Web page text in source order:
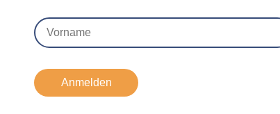
Anmelden